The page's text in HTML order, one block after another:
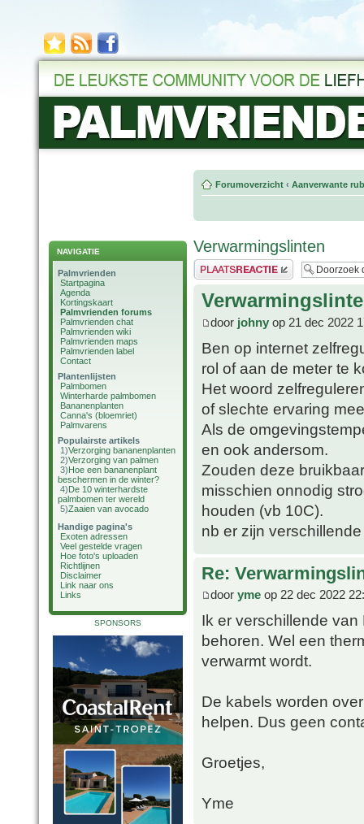
NAVIGATIE
Palmvrienden
Startpagina
Agenda
Kortingskaart
Palmvrienden forums
Palmvrienden chat
Palmvrienden wiki
Palmvrienden maps
Palmvrienden label
Contact
Plantenlijsten
Palmbomen
Winterharde palmbomen
Bananenplanten
Canna's (bloemriet)
Palmvarens
Populairste artikels
1)Verzorging bananenplanten
2)Verzorging van palmen
3)Hoe een bananenplant
beschermen in de winter?
4)De 10 winterhardste
palmbomen ter wereld
5)Zaaien van avocado
Handige pagina's
Exoten adressen
Veel gestelde vragen
Hoe foto's uploaden
Richtlijnen
Disclaimer
Link naar ons
Links
SPONSORS
Forumoverzicht ‹ Aanverwante
Verwarmingslinten
Plaats een reactie
door johny op 21 dec 2022
Ben op internet
rol of aan de meter te
Het woord
of slechte ervaring
Als de
en ook andersom.
Zouden deze
misschien onnodig
houden (vb 10C).
nb er zijn
Re:
door yme op 22 dec 2022
Ik er verschillende
behoren. Wel een
verwarmt wordt.
De kabels worden
helpen. Dus geen
Groetjes,
Yme